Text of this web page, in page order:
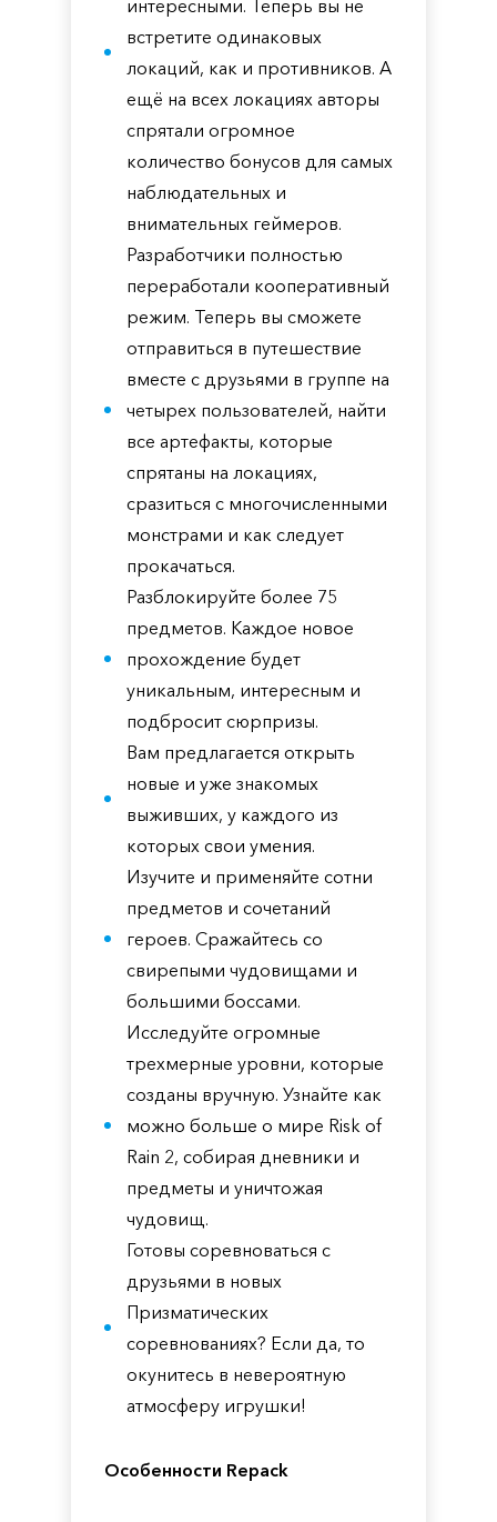
интересными. Теперь вы не
встретите одинаковых
локаций, как и противников. А
ещё на всех локациях авторы
спрятали огромное
количество бонусов для самых
наблюдательных и
внимательных геймеров.
Разработчики полностью
переработали кооперативный
режим. Теперь вы сможете
отправиться в путешествие
вместе с друзьями в группе на
четырех пользователей, найти
все артефакты, которые
спрятаны на локациях,
сразиться с многочисленными
монстрами и как следует
прокачаться.
Разблокируйте более 75
предметов. Каждое новое
прохождение будет
уникальным, интересным и
подбросит сюрпризы.
Вам предлагается открыть
новые и уже знакомых
выживших, у каждого из
которых свои умения.
Изучите и применяйте сотни
предметов и сочетаний
героев. Сражайтесь со
свирепыми чудовищами и
большими боссами.
Исследуйте огромные
трехмерные уровни, которые
созданы вручную. Узнайте как
можно больше о мире Risk of
Rain 2, собирая дневники и
предметы и уничтожая
чудовищ.
Готовы соревноваться с
друзьями в новых
Призматических
соревнованиях? Если да, то
окунитесь в невероятную
атмосферу игрушки!
Особенности Repack